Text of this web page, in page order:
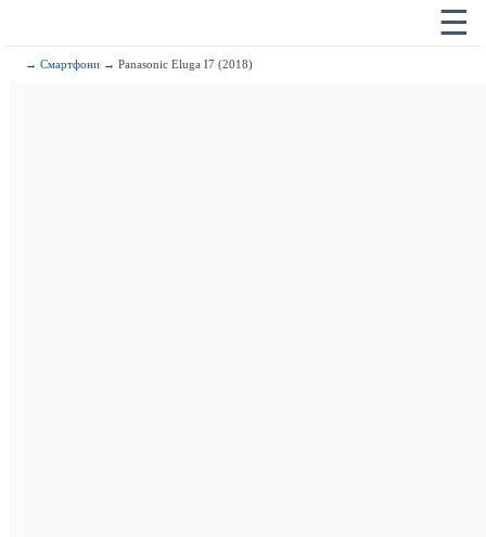
☰
→Смартфони → Panasonic Eluga I7 (2018)